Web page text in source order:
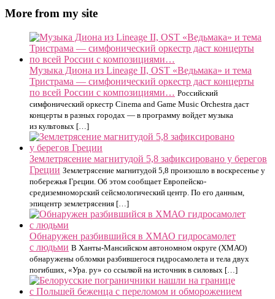
More from my site
Музыка Диона из Lineage II, OST «Ведьмака» и тема
Тристрама — симфонический оркестр даст концерты
по всей России с композициями… Российский
симфонический оркестр Cinema and Game Music Orchestra даст
концерты в разных городах — в программу войдет музыка
из культовых […]
Землетрясение магнитудой 5,8 зафиксировано у берегов
Греции Землетрясение магнитудой 5,8 произошло в воскресенье у
побережья Греции. Об этом сообщает Европейско-
средиземноморский сейсмологический центр. По его данным,
эпицентр землетрясения […]
Обнаружен разбившийся в ХМАО гидросамолет
с людьми В Ханты-Мансийском автономном округе (ХМАО)
обнаружены обломки разбившегося гидросамолета и тела двух
погибших, «Ура. ру» со ссылкой на источник в силовых […]